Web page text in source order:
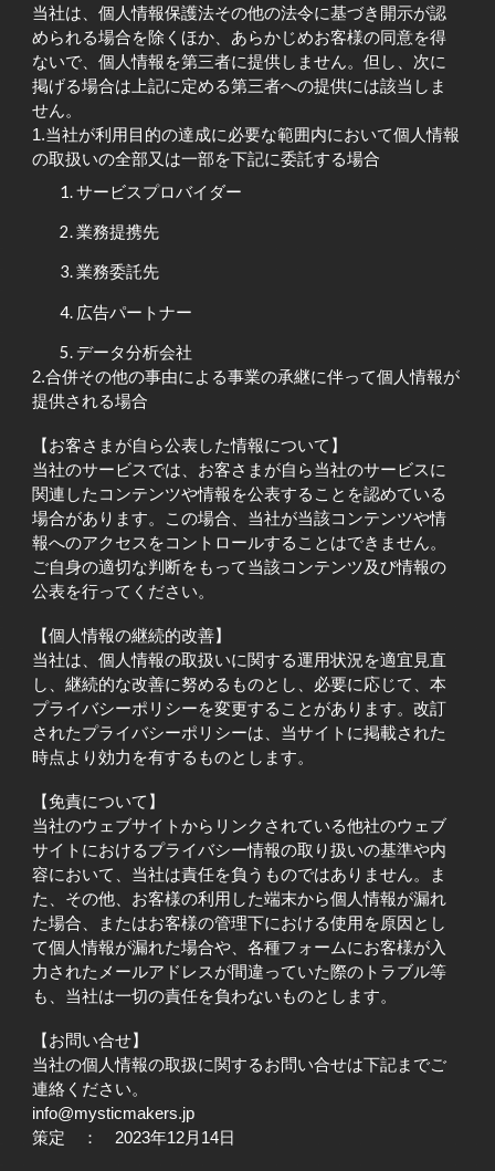
当社は、個人情報保護法その他の法令に基づき開示が認
められる場合を除くほか、あらかじめお客様の同意を得
ないで、個人情報を第三者に提供しません。但し、次に
掲げる場合は上記に定める第三者への提供には該当しま
せん。
1.当社が利用目的の達成に必要な範囲内において個人情報
の取扱いの全部又は一部を下記に委託する場合
サービスプロバイダー
業務提携先
業務委託先
広告パートナー
データ分析会社
2.合併その他の事由による事業の承継に伴って個人情報が
提供される場合
【お客さまが自ら公表した情報について】
当社のサービスでは、お客さまが自ら当社のサービスに
関連したコンテンツや情報を公表することを認めている
場合があります。この場合、当社が当該コンテンツや情
報へのアクセスをコントロールすることはできません。
ご自身の適切な判断をもって当該コンテンツ及び情報の
公表を行ってください。
【個人情報の継続的改善】
当社は、個人情報の取扱いに関する運用状況を適宜見直
し、継続的な改善に努めるものとし、必要に応じて、本
プライバシーポリシーを変更することがあります。改訂
されたプライバシーポリシーは、当サイトに掲載された
時点より効力を有するものとします。
【免責について】
当社のウェブサイトからリンクされている他社のウェブ
サイトにおけるプライバシー情報の取り扱いの基準や内
容において、当社は責任を負うものではありません。ま
た、その他、お客様の利用した端末から個人情報が漏れ
た場合、またはお客様の管理下における使用を原因とし
て個人情報が漏れた場合や、各種フォームにお客様が入
力されたメールアドレスが間違っていた際のトラブル等
も、当社は一切の責任を負わないものとします。
【お問い合せ】
当社の個人情報の取扱に関するお問い合せは下記までご
連絡ください。
info@mysticmakers.jp
策定 ： 2023年12月14日